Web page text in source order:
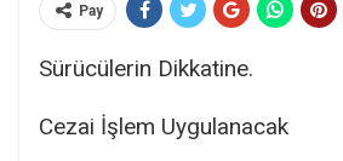
Pay
Sürücülerin Dikkatine.
Cezai İşlem Uygulanacak